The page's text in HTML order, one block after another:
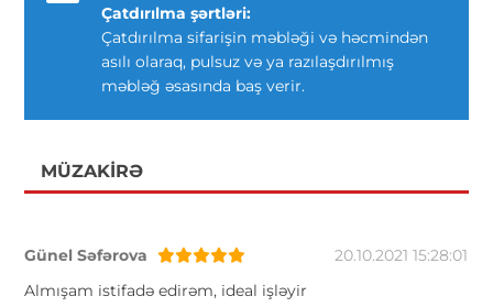
Çatdırılma şərtləri:
Çatdırılma sifarişin məbləği və həcmindən
asılı olaraq, pulsuz və ya razılaşdırılmış
məbləğ əsasında baş verir.
MÜZAKIRƏ
Günel Səfərova
20.10.2021 15:28:01
Almışam istifadə edirəm, ideal işləyir